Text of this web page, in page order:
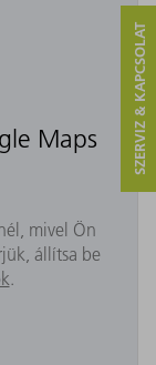
Maps
mivel Ön
állítsa be
.
SZERVIZ & KAPCSOLAT